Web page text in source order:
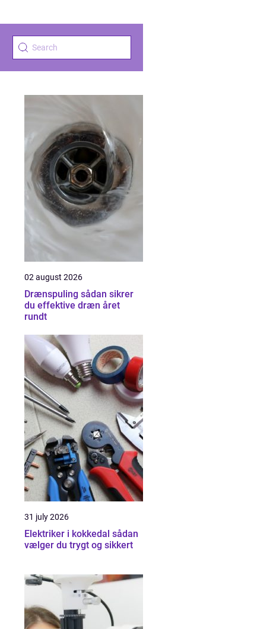
02 august 2026
Drænspuling sådan sikrer
du effektive dræn året
rundt
31 july 2026
Elektriker i kokkedal sådan
vælger du trygt og sikkert